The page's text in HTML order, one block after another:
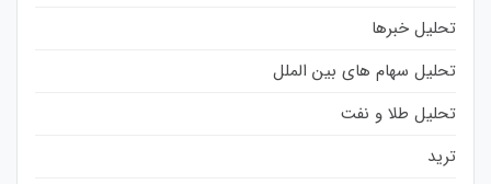
تحلیل خبرها
تحلیل سهام های بین الملل
تحلیل طلا و نفت
ترید